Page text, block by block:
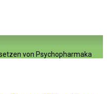
von Psychopharmaka